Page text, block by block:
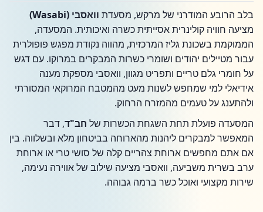
בלב הרובע המודרני של מרקש, מסעדת וואסבי (Wasabi)
מציעה חוויה קולינרית אסייתית כשרה ואיכותית. המסעדה,
הממוקמת בשכונת גליז המרכזית, מהווה נקודת מפגש פופולרית
עבור מטיילים יהודים ושומרי כשרות המבקרים במרוקו. עם דגש
על חומרי גלם טריים ותפריט מגוון, וואסבי מספקת מענה
אידיאלי למי שמחפש לשנות מעט מהמטבח המרוקאי המסורתי
ולהתענג על טעמים מהמזרח הרחוק.
המסעדה פועלת תחת השגחת הכשרות של חב"ד, דבר
המאפשר למבקרים ליהנות מהארוחה בביטחון מלא ובשלווה. בין
אם אתם מחפשים ארוחת צהריים קלה של סושי טרי או ארוחת
ערב בשרית משביעה, וואסבי מציעה שילוב של אווירה נעימה,
שירות מקצועי ואוכל כשר ברמה גבוהה.